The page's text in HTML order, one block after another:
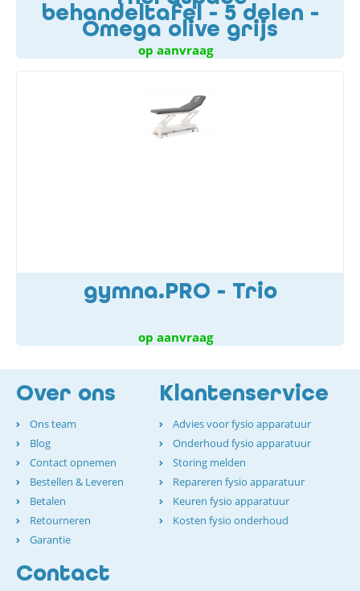
behandeltafel - 5 delen -
Omega olive grijs
op aanvraag
gymna.PRO - Trio
op aanvraag
Over ons
Ons team
Blog
Contact opnemen
Bestellen & Leveren
Betalen
Retourneren
Garantie
Klantenservice
Advies voor fysio apparatuur
Onderhoud fysio apparatuur
Storing melden
Repareren fysio apparatuur
Keuren fysio apparatuur
Kosten fysio onderhoud
Contact